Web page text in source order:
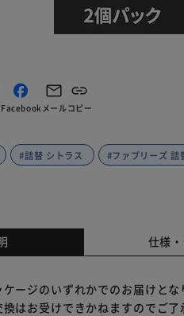
Facebookメールコピー
#詰替 シトラス #ファブリーズ 詰
仕様
ージのいずれかでのお届けと
はお受けできかねますのでご了